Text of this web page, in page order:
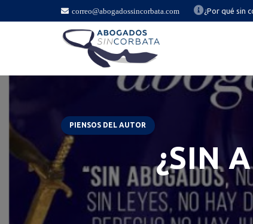
correo@abogadossincorbata.com ¿Por qué sin
PIENSOS DEL AUTOR
¿SIN